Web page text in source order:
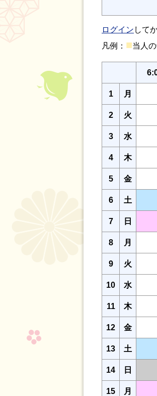
ログイン して
凡例： ■当人
1 月
2 火
3 水
4 木
5 金
6 土
7 日
8 月
9 火
10 水
11 木
12 金
13 土
14 日
15 月